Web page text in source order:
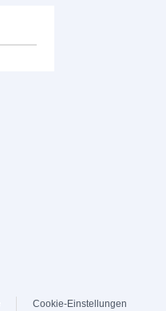
Cookie-Einstellungen